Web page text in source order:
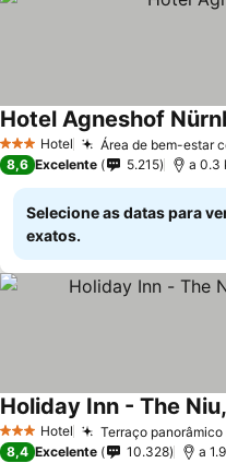
3 EstrelasHotel Área de bem-estar
Hotel Agneshof
8,6 Excelente 5.215 a 0.3
Selecione as datas para
exatos.
3 EstrelasHotel Terraço
Holiday Inn - The
8,4 Excelente 10.328 a